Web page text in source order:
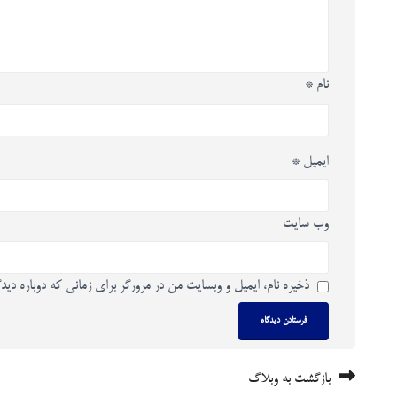
نام *
ایمیل *
وب‌ سایت
ذخیره نام، ایمیل و وبسایت من در مرورگر برای زمانی که دوباره
بازگشت به وبلاگ